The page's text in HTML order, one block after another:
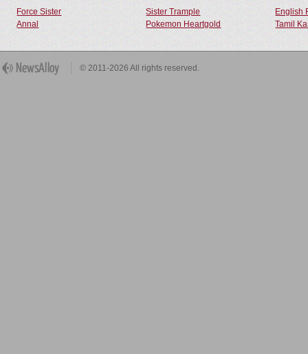
Force Sister Sister Trample
English
Annal
Pokemon Heartgold Tamil
© 2011-2026 All rights reserved.